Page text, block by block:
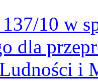
10 w
dla
i